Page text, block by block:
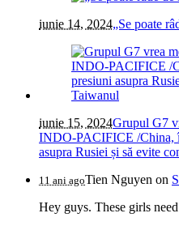
iunie 14, 2024„Se poate
iunie 15, 2024Grupul G7
INDO-PACIFICE /China,
asupra Rusiei și să evite
11 ani agoTien Nguyen on
Hey guys. These girls